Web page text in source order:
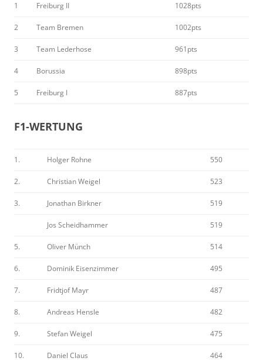
1 Freiburg II 1028pts
2 Team Bremen 1002pts
3 Team Lederhose 961pts
4 Borussia 898pts
5 Freiburg I 887pts
F1-WERTUNG
1. Holger Rohne 550
2. Christian Weigel 523
3. Jonathan Birkner 519
Jos Scheidhammer 519
5. Oliver Münch 514
6. Dominik Eisenzimmer 495
7. Fridtjof Mayr 487
8. Andreas Hensle 482
9. Stefan Weigel 475
10. Daniel Claus 464